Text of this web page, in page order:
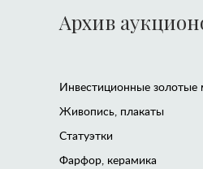
Архив
Инвестиционные золотые
Живопись, плакаты
Статуэтки
Фарфор, керамика